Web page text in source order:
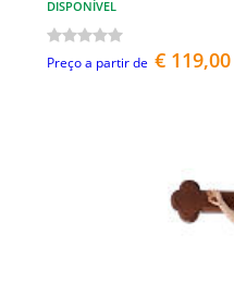
DISPONÍVEL
Preço a partir de € 119,00